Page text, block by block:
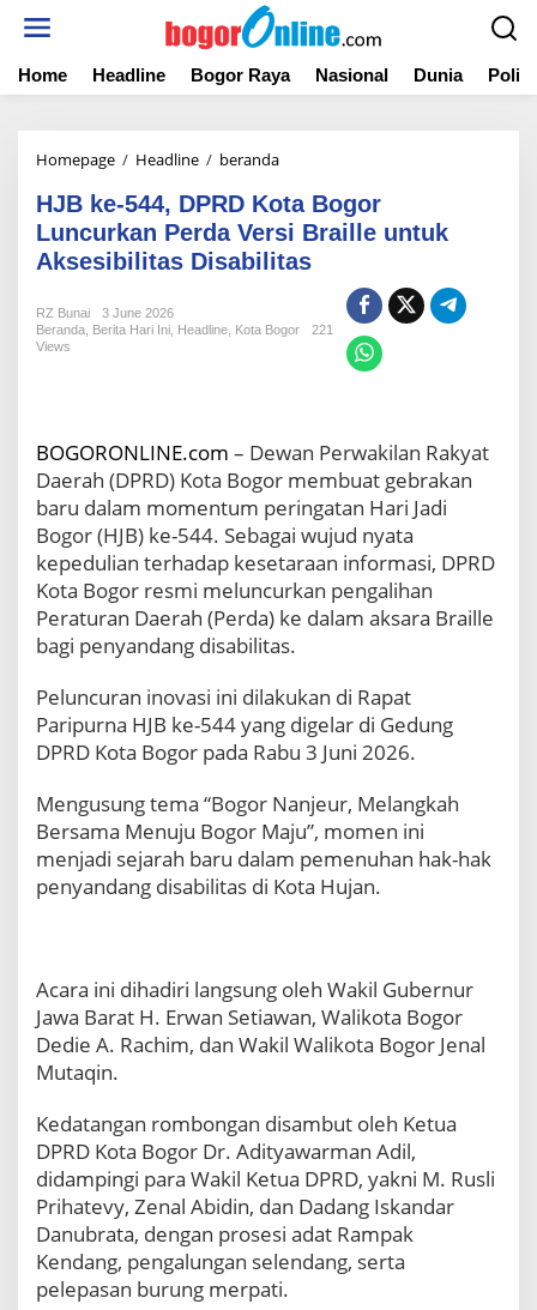
t
Home Headline Bogor Raya Nasional Dunia
Homepage / Headline / beranda
B
k
e
-
4
D
K
o
a
B
o
g
o
r
u
n
c
r
a
n
P
V
e
r
B
r
a
i
l
l
u
n
HJB ke-544, DPRD Kota Bogor
Luncurkan Perda Versi Braille untuk
Aksesibilitas Disabilitas
RZ Bunai
3 June 2026
Beranda Berita Hari Ini Headline Kota Bogor
221
Views
BOGORONLINE.com – Dewan Perwakilan Rakyat
Daerah (DPRD) Kota Bogor membuat gebrakan
baru dalam momentum peringatan Hari Jadi
Bogor (HJB) ke-544. Sebagai wujud nyata
kepedulian terhadap kesetaraan informasi, DPRD
Kota Bogor resmi meluncurkan pengalihan
Peraturan Daerah (Perda) ke dalam aksara Braille
bagi penyandang disabilitas.
​Peluncuran inovasi ini dilakukan di Rapat
Paripurna HJB ke-544 yang digelar di Gedung
DPRD Kota Bogor pada Rabu 3 Juni 2026.
Mengusung tema “Bogor Nanjeur, Melangkah
Bersama Menuju Bogor Maju”, momen ini
menjadi sejarah baru dalam pemenuhan hak-hak
penyandang disabilitas di Kota Hujan.
​Acara ini dihadiri langsung oleh Wakil Gubernur
Jawa Barat H. Erwan Setiawan, Walikota Bogor
Dedie A. Rachim, dan Wakil Walikota Bogor Jenal
Mutaqin.
Kedatangan rombongan disambut oleh Ketua
DPRD Kota Bogor Dr. Adityawarman Adil,
didampingi para Wakil Ketua DPRD, yakni M. Rusli
Prihatevy, Zenal Abidin, dan Dadang Iskandar
Danubrata, dengan prosesi adat Rampak
Kendang, pengalungan selendang, serta
pelepasan burung merpati.